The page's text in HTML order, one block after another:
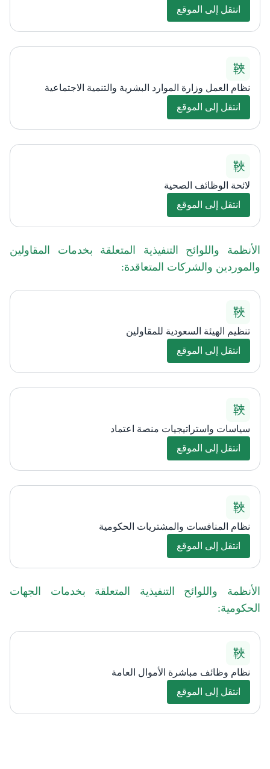
انتقل إلى الموقع
نظام العمل وزارة الموارد البشرية والتنمية الاجتماعية
انتقل إلى الموقع
لائحة الوظائف الصحية
انتقل إلى الموقع
الأنظمة واللوائح التنفيذية المتعلقة بخدمات المقاولين
والموردين والشركات المتعاقدة:
تنظيم الهيئة السعودية للمقاولين
انتقل إلى الموقع
سياسات واستراتيجيات منصة اعتماد
انتقل إلى الموقع
نظام المنافسات والمشتريات الحكومية
انتقل إلى الموقع
الأنظمة واللوائح التنفيذية المتعلقة بخدمات الجهات
الحكومية:
نظام وظائف مباشرة الأموال العامة
انتقل إلى الموقع